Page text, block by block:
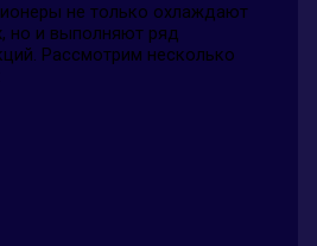
не только охлаждают
но и выполняют ряд
Рассмотрим несколько